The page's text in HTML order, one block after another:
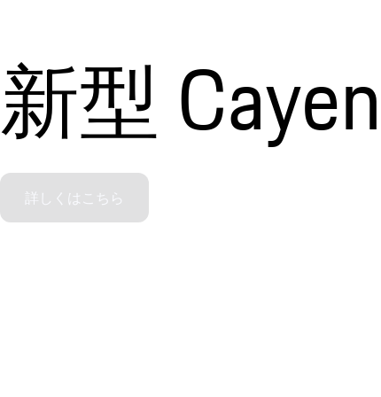
新型
詳しくはこちら